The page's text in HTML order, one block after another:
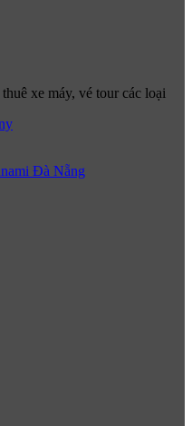
xe máy, vé tour các loại
Đà Nẵng